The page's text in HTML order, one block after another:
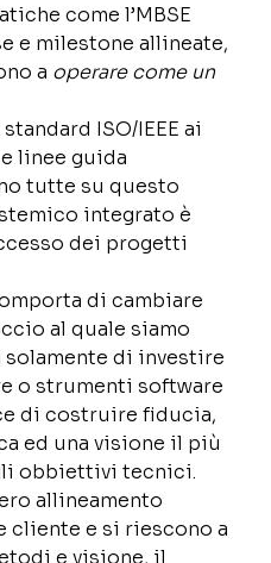
come l’MBSE
e milestone allineate,
a operare come un
ISO/IEEE ai
linee guida
tutte su questo
integrato è
dei progetti
di cambiare
al quale siamo
di investire
o strumenti software
di costruire fiducia,
ed una visione il più
obbiettivi tecnici.
allineamento
e si riescono a
e visione, il